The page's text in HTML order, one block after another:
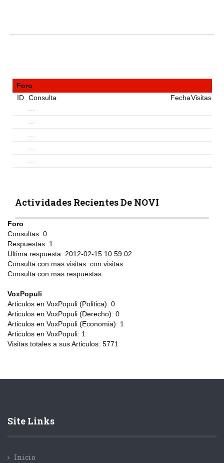
Foro
ID Consulta FechaVisitas
Actividades Recientes De NOVI
Foro
Consultas: 0
Respuestas: 1
Ultima respuesta: 2012-02-15 10:59:02
Consulta con mas visitas: con visitas
Consulta con mas respuestas:
VoxPopuli
Articulos en VoxPopuli (Politica): 0
Articulos en VoxPopuli (Derecho): 0
Articulos en VoxPopuli (Economia): 1
Articulos en VoxPopuli: 1
Visitas totales a sus Articulos: 5771
Site Links
Inicio